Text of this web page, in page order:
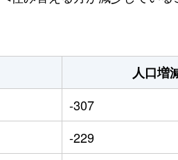
人口増
-307
-229